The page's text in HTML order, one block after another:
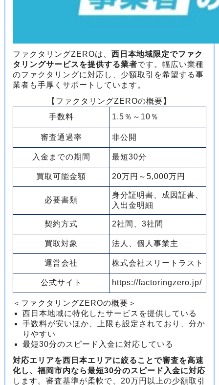
ファクタリングZEROは、 西日本地域限定でファク
タリングサービスを提供する業者です。幅広い業種
のファクタリングに対応し、少額取引を希望する事
業者も手厚くサポートしています。
【ファクタリングZEROの概要】
手数料
1.5％～10％
審査通過率 非公開
入金までの期間 最短30分
買取可能金額 20万円～5,000万円
必要書類
身分証明書、成因証書、
入出金明細
契約方式 2社間、3社間
買取対象 法人、個人事業主
運営会社 株式会社スリートラスト
公式サイト https://factoringzero.jp/
＜ファクタリングZEROの概要＞
西日本地域に特化したサービスを提供している
手数料が安いほか、上限も設定されており、分か
りやすい
最短30分のスピード入金に対応している
対応エリアを西日本エリアに絞ることで審査を高速
化し、福岡市内なら最短30分のスピード入金に対応
します。審査基準が柔軟で、20万円以上の少額取引